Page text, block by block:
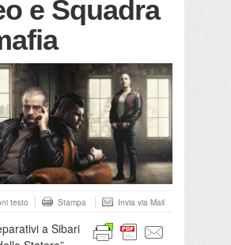
e Squadra
testo Stampa Invia via Mail
a Sibari